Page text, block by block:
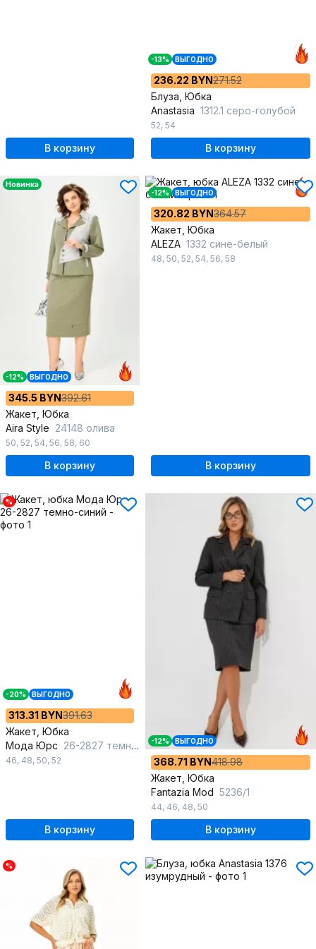
В корзину
-13% ВЫГОДНО
236.22 BYN271.52
Блуза, Юбка
Anastasia 1312.1 серо-голубой
52, 54
В корзину
Новинка
-12% ВЫГОДНО
345.5 BYN392.61
Жакет, Юбка
Aira Style 24148 олива
50, 52, 54, 56, 58, 60
В корзину
-12% ВЫГОДНО
320.82 BYN364.57
Жакет, Юбка
ALEZA 1332 сине-белый
48, 50, 52, 54, 56, 58
В корзину
%
-20% ВЫГОДНО
313.31 BYN391.63
Жакет, Юбка
Мода Юрс 26-2827 темно-синий
46, 48, 50, 52
В корзину
-12% ВЫГОДНО
368.71 BYN418.98
Жакет, Юбка
Fantazia Mod 5236/1
44, 46, 48, 50
В корзину
%